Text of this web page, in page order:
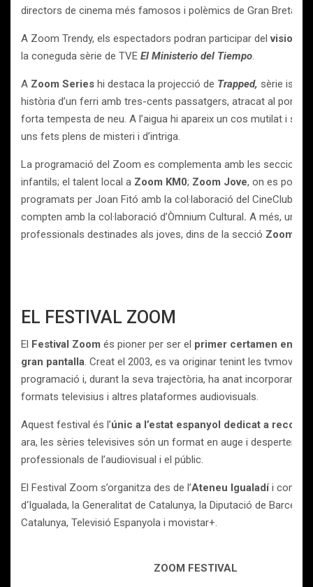
directors de cinema més famosos i polèmics de Gran
A Zoom Trendy, els espectadors podran participar delvisionat
la coneguda sèrie de TVE El Ministerio del Tiempo.
A Zoom Series hi destaca la projecció de Trapped, sèrie
història d’un ferri amb tres-cents passatgers, atracat al port
forta tempesta de neu. A l’aigua hi apareix un cos mutilat i
uns fets plens de misteri i d’intriga.
La programació del Zoom es complementa amb les seccions
infantils; el talent local a Zoom KM0; Zoom Jove, on es
programats per Joan Fitó amb la col·laboració del CineClub
compten amb la col·laboració d’Òmnium Cultural. A més, un
professionals destinades als joves, dins de la secció Zoom
EL FESTIVAL ZOOM
El Festival Zoom és pioner per ser el primer certamen en
gran pantalla. Creat el 2003, es va originar tenint les tvmovies
programació i, durant la seva trajectòria, ha anat incorporant
formats televisius i altres plataformes audiovisuals.
Aquest festival és l’únic a l’estat espanyol dedicat a
ara, les sèries televisives són un format en auge i desperten
professionals de l’audiovisual i el públic.
El Festival Zoom s’organitza des de l’Ateneu Igualadíi compta
d‘Igualada, la Generalitat de Catalunya, la Diputació de
Catalunya, Televisió Espanyola i movistar+.
ZOOM FESTIVAL